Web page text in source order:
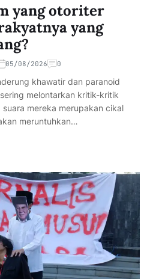
yang otoriter
yang
05/08/2026 0
khawatir dan paranoid
melontarkan kritik-kritik
mereka merupakan cikal
meruntuhkan…